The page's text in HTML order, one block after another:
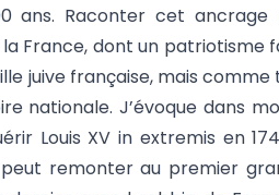
ans. Raconter cet ancrage
France, dont un patriotisme
juive française, mais comme
nationale. J’évoque dans
Louis XV in extremis en
remonter au premier